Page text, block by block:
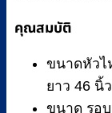
คุณสมบัติ
ขนาดหัวไ
ยาว 46 นิ้ว
ขนาด รอ